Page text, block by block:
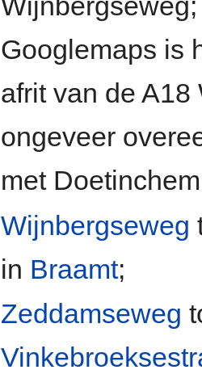
Googlemaps is
afrit van de
ongeveer
met
Wijnbergseweg
in Braamt;
Zeddamseweg